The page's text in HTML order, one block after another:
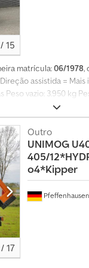
/ 15
matrícula:06/1978,
assistida =
vazio: 3.950 kg
Estugarda, DE
/ 17
Pfeffenhausen
Outro
UNIMOG
405/
o4*Kipper